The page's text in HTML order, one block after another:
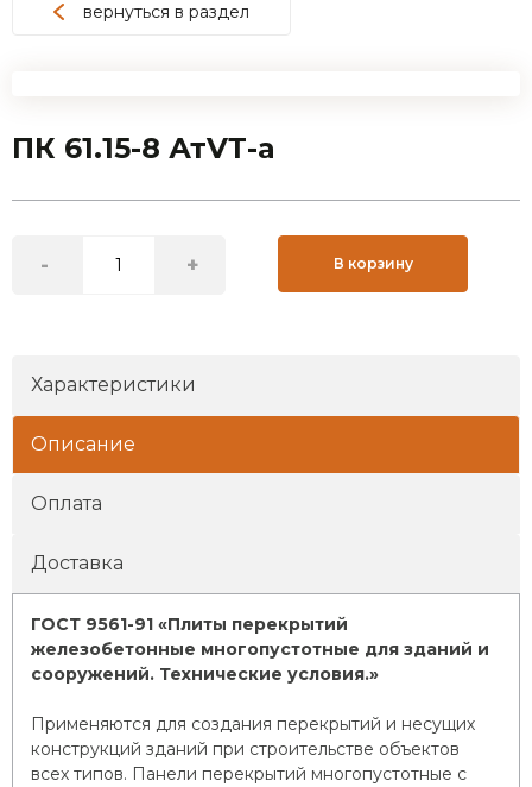
вернуться в раздел
ПК 61.15-8 АтVТ-а
- + В корзину
Характеристики
Описание
Оплата
Доставка
ГОСТ 9561-91 «Плиты перекрытий
железобетонные многопустотные для зданий и
сооружений. Технические условия.»
Применяются для создания перекрытий и несущих
конструкций зданий при строительстве объектов
всех типов. Панели перекрытий многопустотные с